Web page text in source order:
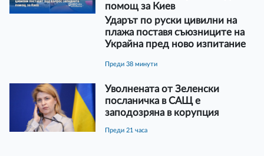
помощ за Киев
Ударът по руски цивилни на
плажа поставя съюзниците на
Украйна пред ново изпитание
преди 38 минути
Уволнената от Зеленски
посланичка в САЩ е
заподозряна в корупция
преди 21 часа